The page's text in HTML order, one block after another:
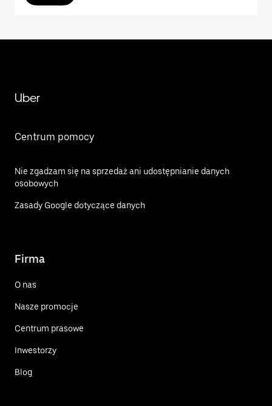
Uber
Centrum pomocy
Nie zgadzam się na sprzedaż ani udostępnianie danych
osobowych
Zasady Google dotyczące danych
Firma
O nas
Nasze promocje
Centrum prasowe
Inwestorzy
Blog